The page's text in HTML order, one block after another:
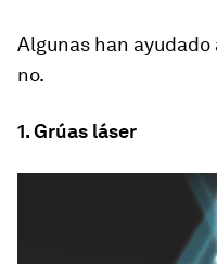
Algunas han
no.
1. Grúas láser